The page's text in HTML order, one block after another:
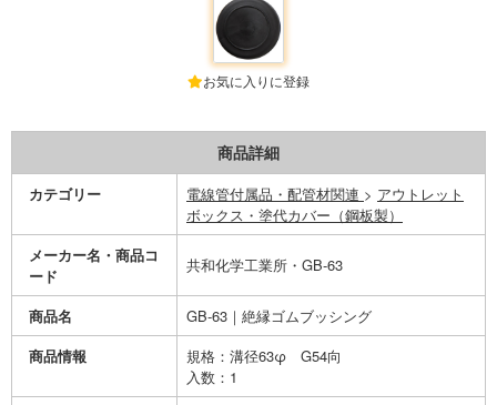
お気に入りに登録
商品詳細
カテゴリー 電線管付属品・配管材関連 > アウトレット
ボックス・塗代カバー（鋼板製）
メーカー名・商品コ
ード
共和化学工業所・GB-63
商品名
GB-63｜絶縁ゴムブッシング
商品情報
規格：溝径63φ G54向
入数：1